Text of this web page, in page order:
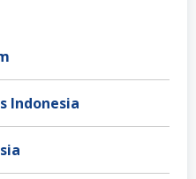
Indonesia